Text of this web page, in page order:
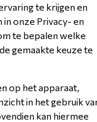
Kart rib
Dresden
€ 74,95
€ 61,94 (ex.
Op voorraad
te krijgen en
onze Privacy- en
te bepalen welke
gemaakte keuze te
op het apparaat,
in het gebruik
kan hiermee